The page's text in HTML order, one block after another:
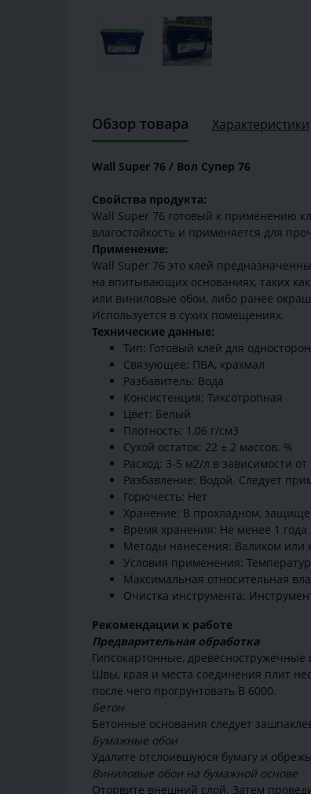
Обзор товара Характеристики
Wall Super 76 / Вол Супер 76
Свойства продукта:
Wall Super 76 готовый к применению
влагостойкость и применяется для
Применение:
Wall Super 76 это клей
на впитывающих основаниях, таких
или виниловые обои, либо ранее
Используется в сухих помещениях.
Технические данные:
Тип: Готовый клей для
Связующее: ПВА, крахмал
Разбавитель: Вода
Консистенция: Тиксотропная
Цвет: Белый
Плотность: 1,06 г/см3
Сухой остаток: 22 ± 2 массов. %
Расход: 3-5 м2/л в зависимости
Разбавление: Водой. Следует
Горючесть: Нет
Хранение: В прохладном,
Время хранения: Не менее 1
Методы нанесения: Валиком или
Условия применения:
Максимальная относительная
Очистка инструмента:
Рекомендации к работе
Предварительная обработка
Гипсокартонные,
Швы, края и места соединения плит
после чего прогрунтовать В 6000.
Бетон
Бетонные основания следует
Бумажные обои
Удалите отслоившуюся бумагу и
Виниловые обои на бумажной основе
Оторвите внешний слой. Затем